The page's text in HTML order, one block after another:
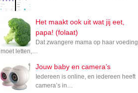
Het maakt ook uit wat jij eet,
papa! (folaat)
Dat zwangere mama op haar voeding
moet letten,…
Jouw baby en camera’s
Iedereen is online, en iedereen heeft
camera’s in…